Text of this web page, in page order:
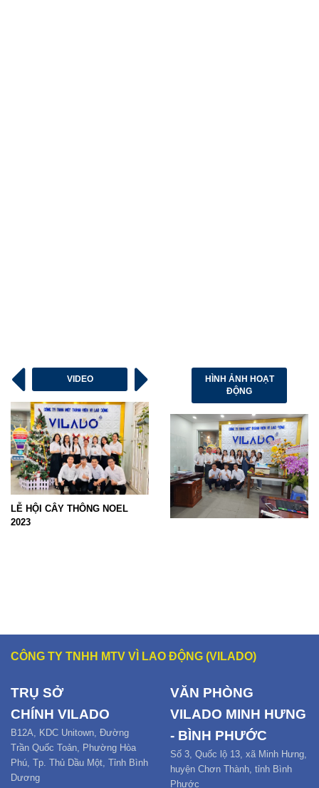
VIDEO
LỄ HỘI CÂY THÔNG NOEL
2023
NGÀY HỘI VIỆC LÀM TẠI TÂY
NINH 2023
Hội
HÌNH ẢNH HOẠT
ĐỘNG
CÔNG TY TNHH MTV VÌ LAO ĐỘNG (VILADO)
TRỤ SỞ
CHÍNH VILADO
B12A,
KDC Unitown, Đường
Trần Quốc Toản,
Phường Hòa
Phú Tp. Thủ Dầu Một, Tỉnh Bình
Dương
VĂN PHÒNG
VILADO MINH HƯNG
- BÌNH PHƯỚC
Số 3, Quốc lộ 13, xã Minh Hưng,
huyện Chơn Thành, tỉnh Bình
Phước